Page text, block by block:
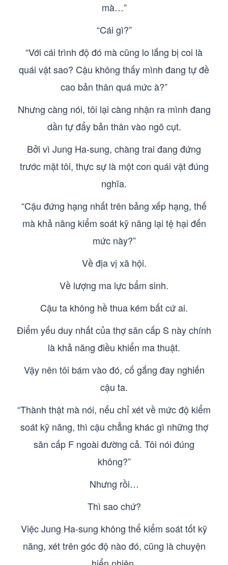
mà…”
“Cái gì?”
“Với cái trình độ đó mà cũng lo lắng bị coi là
quái vật sao? Cậu không thấy mình đang tự đề
cao bản thân quá mức à?”
Nhưng càng nói, tôi lại càng nhận ra mình đang
dần tự đẩy bản thân vào ngõ cụt.
Bởi vì Jung Ha-sung, chàng trai đang đứng
trước mặt tôi, thực sự là một con quái vật đúng
nghĩa.
“Cậu đứng hạng nhất trên bảng xếp hạng, thế
mà khả năng kiểm soát kỹ năng lại tệ hại đến
mức này?”
Về địa vị xã hội.
Về lượng ma lực bẩm sinh.
Cậu ta không hề thua kém bất cứ ai.
Điểm yếu duy nhất của thợ săn cấp S này chính
là khả năng điều khiển ma thuật.
Vậy nên tôi bám vào đó, cố gắng đay nghiến
cậu ta.
“Thành thật mà nói, nếu chỉ xét về mức độ kiểm
soát kỹ năng, thì cậu chẳng khác gì những thợ
săn cấp F ngoài đường cả. Tôi nói đúng
không?”
Nhưng rồi…
Thì sao chứ?
Việc Jung Ha-sung không thể kiểm soát tốt kỹ
năng, xét trên góc độ nào đó, cũng là chuyện